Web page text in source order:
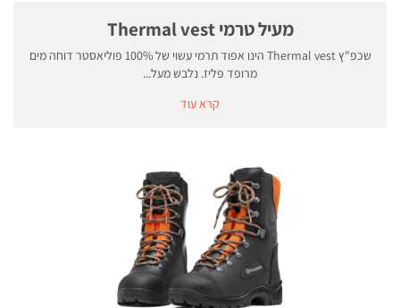
מעיל טרמי Thermal vest
שכפ"ץ Thermal vest הינו אפוד תרמי עשוי של 100% פוליאסטר דוחה מים
מרופד פליז. נלבש מעל...
קרא עוד